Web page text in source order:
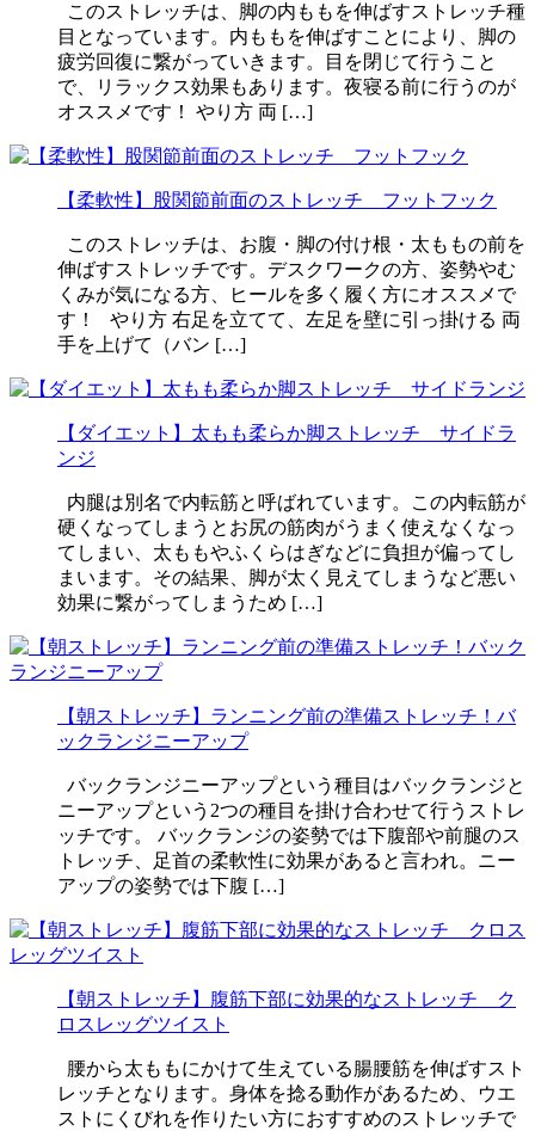
このストレッチは、脚の内ももを伸ばすストレッチ種
目となっています。内ももを伸ばすことにより、脚の
疲労回復に繋がっていきます。目を閉じて行うこと
で、リラックス効果もあります。夜寝る前に行うのが
オススメです！ やり方 両 […]
【柔軟性】股関節前面のストレッチ フットフック
このストレッチは、お腹・脚の付け根・太ももの前を
伸ばすストレッチです。デスクワークの方、姿勢やむ
くみが気になる方、ヒールを多く履く方にオススメで
す！ やり方 右足を立てて、左足を壁に引っ掛ける 両
手を上げて（バン […]
【ダイエット】太もも柔らか脚ストレッチ サイドラ
ンジ
内腿は別名で内転筋と呼ばれています。この内転筋が
硬くなってしまうとお尻の筋肉がうまく使えなくなっ
てしまい、太ももやふくらはぎなどに負担が偏ってし
まいます。その結果、脚が太く見えてしまうなど悪い
効果に繋がってしまうため […]
【朝ストレッチ】ランニング前の準備ストレッチ！バ
ックランジニーアップ
バックランジニーアップという種目はバックランジと
ニーアップという2つの種目を掛け合わせて行うストレ
ッチです。 バックランジの姿勢では下腹部や前腿のス
トレッチ、足首の柔軟性に効果があると言われ。ニー
アップの姿勢では下腹 […]
【朝ストレッチ】腹筋下部に効果的なストレッチ ク
ロスレッグツイスト
腰から太ももにかけて生えている腸腰筋を伸ばすスト
レッチとなります。身体を捻る動作があるため、ウエ
ストにくびれを作りたい方におすすめのストレッチで